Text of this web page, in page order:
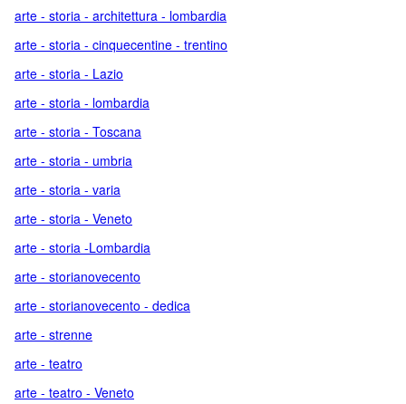
arte - storia - architettura - lombardia
arte - storia - cinquecentine - trentino
arte - storia - Lazio
arte - storia - lombardia
arte - storia - Toscana
arte - storia - umbria
arte - storia - varia
arte - storia - Veneto
arte - storia -Lombardia
arte - storianovecento
arte - storianovecento - dedica
arte - strenne
arte - teatro
arte - teatro - Veneto